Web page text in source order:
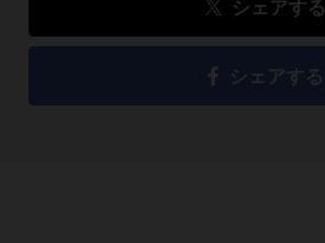
シェアする
シェアする